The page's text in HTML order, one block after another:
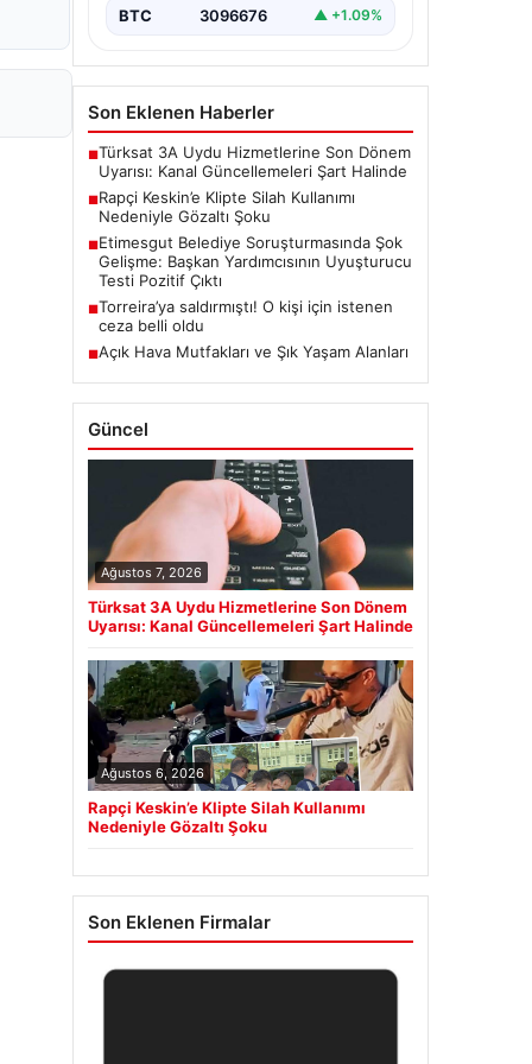
BTC 3096676 ▲ +1.09%
Son Eklenen Haberler
■Türksat 3A Uydu Hizmetlerine Son Dönem
Uyarısı: Kanal Güncellemeleri Şart Halinde
■Rapçi Keskin’e Klipte Silah Kullanımı
Nedeniyle Gözaltı Şoku
■Etimesgut Belediye Soruşturmasında Şok
Gelişme: Başkan Yardımcısının Uyuşturucu
Testi Pozitif Çıktı
■Torreira’ya saldırmıştı! O kişi için istenen
ceza belli oldu
■Açık Hava Mutfakları ve Şık Yaşam Alanları
Güncel
Ağustos 7, 2026
Türksat 3A Uydu Hizmetlerine Son Dönem
Uyarısı: Kanal Güncellemeleri Şart Halinde
Ağustos 6, 2026
Rapçi Keskin’e Klipte Silah Kullanımı
Nedeniyle Gözaltı Şoku
Son Eklenen Firmalar